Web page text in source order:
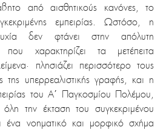
από αισθητικούς κανόνες, το
εμπειρίας. Ωστόσο, η
δεν φτάνει στην απόλυτη
χαρακτηρίζει τα μετέπειτα
πλησιάζει περισσότερο τους
της υπερρεαλιστικής γραφής, και η
του Α΄ Παγκοσμίου Πολέμου,
την έκταση του συγκεκριμένου
ένα νοηματικό και μορφικό σχήμα